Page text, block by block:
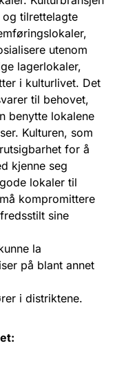
tilrettelagte
utenom
lagerlokaler,
i kulturlivet. Det
til behovet,
benytte lokalene
Kulturen, som
for å
kjenne seg
lokaler til
kompromittere
sine
la
på blant annet
i distriktene.